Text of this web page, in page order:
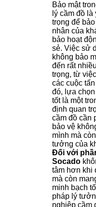
Bảo mật
lý cầm đồ
trọng để
nhân của
bảo hoạt
sẻ. Việc sử
không bảo
đến rất
trọng, từ
các cuộc
đó, lựa
tốt là một
định quan
cầm đồ cần
bảo vệ
mình mà
tưởng của
Đối với
Socado
tâm hơn khi
mà còn
minh bạch
pháp lý
nghiệp cầm